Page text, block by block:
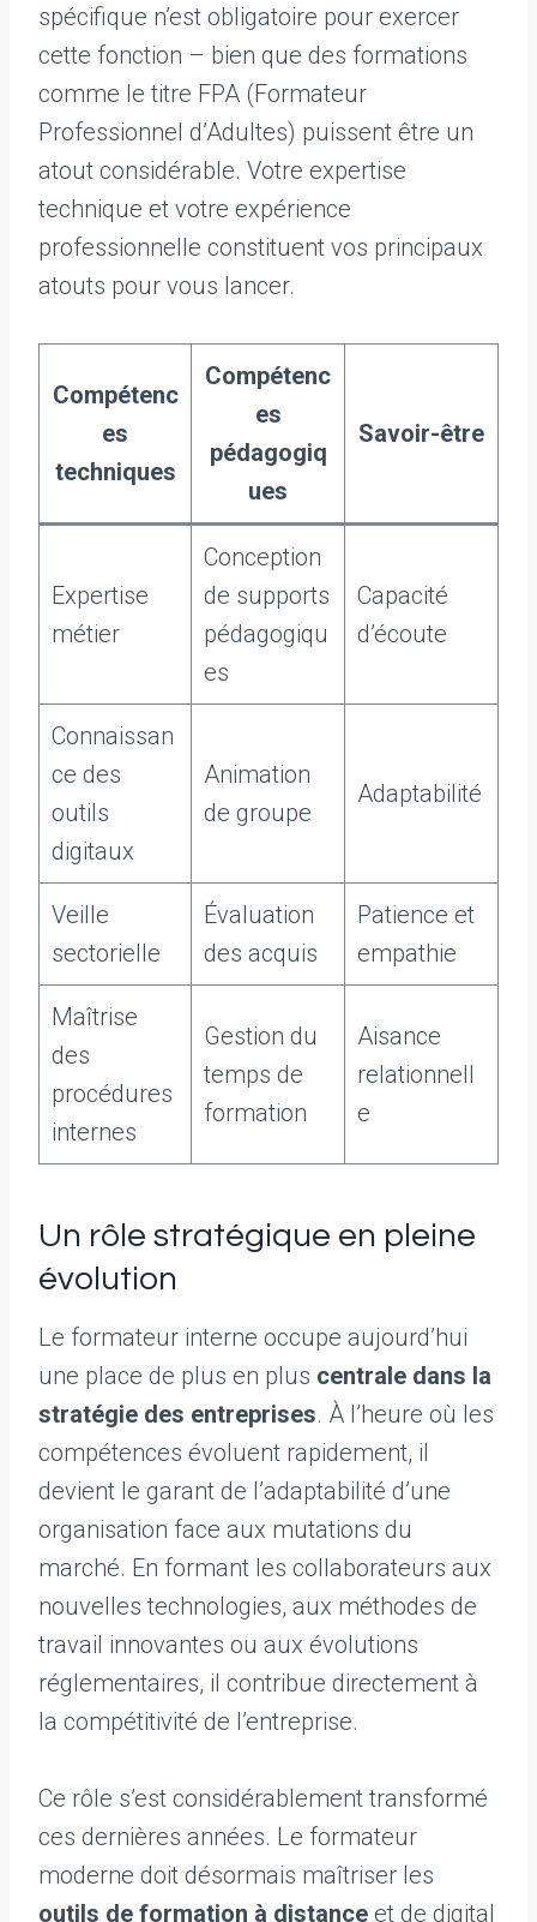
spécifique n’est obligatoire pour exercer
cette fonction – bien que des formations
comme le titre FPA (Formateur
Professionnel d’Adultes) puissent être un
atout considérable. Votre expertise
technique et votre expérience
professionnelle constituent vos principaux
atouts pour vous lancer.
Compétenc
es
techniques
Compétenc
es
pédagogiq
ues
Savoir-être
Expertise
métier
Conception
de supports
pédagogiqu
es
Capacité
d’écoute
Connaissan
ce des
outils
digitaux
Animation
de groupe
Adaptabilité
Veille
sectorielle
Évaluation
des acquis
Patience et
empathie
Maîtrise
des
procédures
internes
Gestion du
temps de
formation
Aisance
relationnell
e
Un rôle stratégique en pleine
évolution
Le formateur interne occupe aujourd’hui
une place de plus en plus centrale dans la
stratégie des entreprises. À l’heure où les
compétences évoluent rapidement, il
devient le garant de l’adaptabilité d’une
organisation face aux mutations du
marché. En formant les collaborateurs aux
nouvelles technologies, aux méthodes de
travail innovantes ou aux évolutions
réglementaires, il contribue directement à
la compétitivité de l’entreprise.
Ce rôle s’est considérablement transformé
ces dernières années. Le formateur
moderne doit désormais maîtriser les
outils de formation à distance et de digital